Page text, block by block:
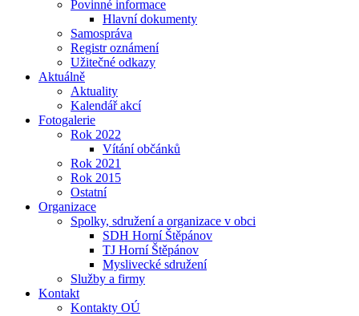
Povinné informace
Hlavní dokumenty
Samospráva
Registr oznámení
Užitečné odkazy
Aktuálně
Aktuality
Kalendář akcí
Fotogalerie
Rok 2022
Vítání občánků
Rok 2021
Rok 2015
Ostatní
Organizace
Spolky, sdružení a organizace v obci
SDH Horní Štěpánov
TJ Horní Štěpánov
Myslivecké sdružení
Služby a firmy
Kontakt
Kontakty OÚ